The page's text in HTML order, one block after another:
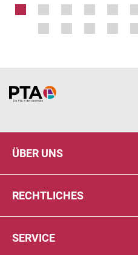
Home
ÜBER UNS
RECHTLICHES
SERVICE